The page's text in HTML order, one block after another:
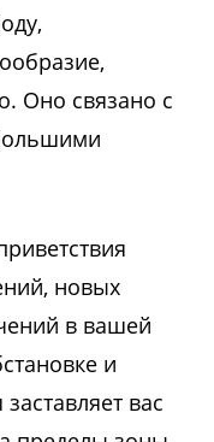
Оно связано с
новых
в вашей
и
вас